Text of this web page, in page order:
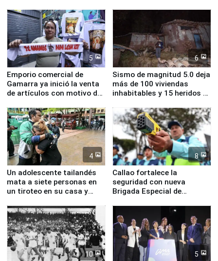
educación, salud y empleo
5
Emporio comercial de
Gamarra ya inició la venta
de artículos con motivo de
6
Sismo de magnitud 5.0 deja
más de 100 viviendas
inhabitables y 15 heridos en
4
Un adolescente tailandés
mata a siete personas en
un tiroteo en su casa y
8
Callao fortalece la
seguridad con nueva
Brigada Especial de
equipamiento para
Serenazgo
10 5